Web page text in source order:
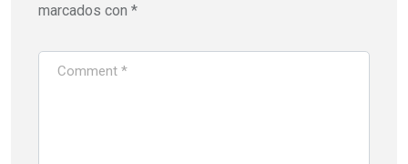
marcados con *